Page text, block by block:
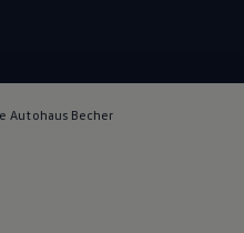
Autohaus Becher